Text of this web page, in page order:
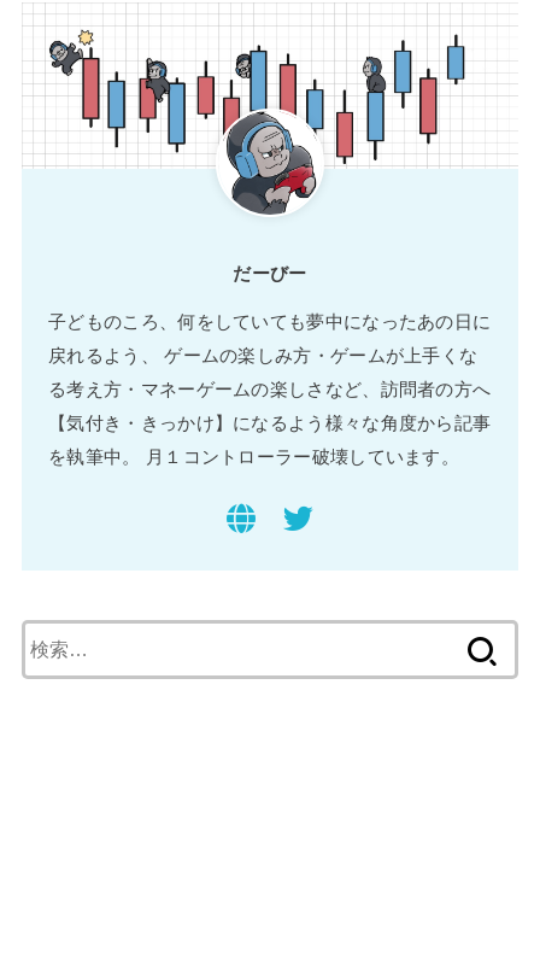
だーびー
子どものころ、何をしていても夢中になったあの日に
戻れるよう、 ゲームの楽しみ方・ゲームが上手くな
る考え方・マネーゲームの楽しさなど、訪問者の方へ
【気付き・きっかけ】になるよう様々な角度から記事
を執筆中。 月１コントローラー破壊しています。
索